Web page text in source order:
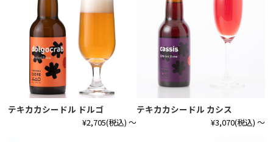
テキカカシードル ドルゴ
¥2,705(税込) ～
テキカカシードル カシス
¥3,070(税込) ～